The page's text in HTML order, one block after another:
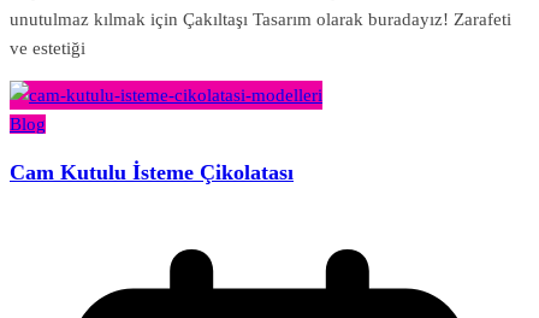
unutulmaz kılmak için Çakıltaşı Tasarım olarak buradayız! Zarafeti
ve estetiği
Blog
Cam Kutulu İsteme Çikolatası